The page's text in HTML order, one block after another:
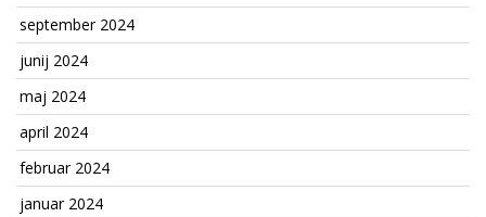
september 2024
junij 2024
maj 2024
april 2024
februar 2024
januar 2024